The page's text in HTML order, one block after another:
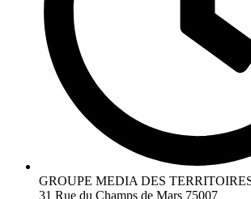
GROUPE MEDIA DES
31 Rue du Champs de Mars 75007